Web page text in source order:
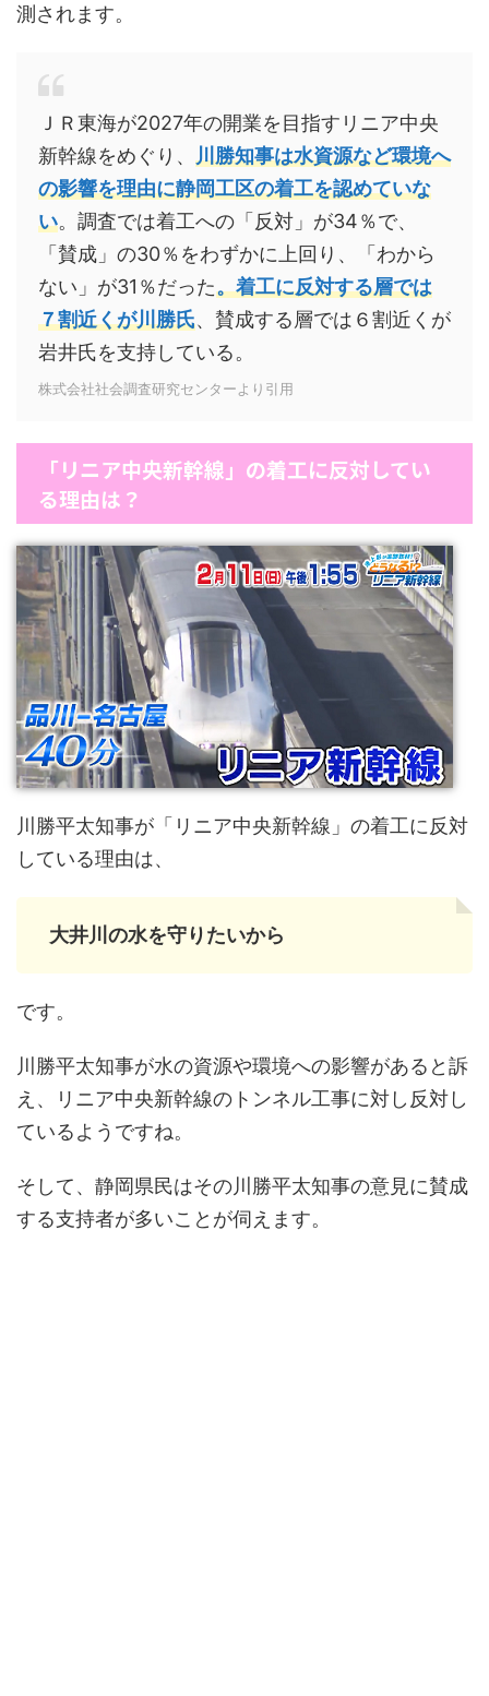
測されます。
ＪＲ東海が2027年の開業を目指すリニア中央
新幹線をめぐり、 川勝知事は水資源など環境へ
の影響を理由に静岡工区の着工を認めていな
い。調査では着工への「反対」が34％で、
「賛成」の30％をわずかに上回り、「わから
ない」が31％だった。着工に反対する層では
７割近くが川勝氏、賛成する層では６割近くが
岩井氏を支持している。
株式会社社会調査研究センターより引用
「リニア中央新幹線」の着工に反対してい
る理由は？
川勝平太知事が「リニア中央新幹線」の着工に反対
している理由は、
大井川の水を守りたいから
です。
川勝平太知事が水の資源や環境への影響があると訴
え、リニア中央新幹線のトンネル工事に対し反対し
ているようですね。
そして、静岡県民はその川勝平太知事の意見に賛成
する支持者が多いことが伺えます。